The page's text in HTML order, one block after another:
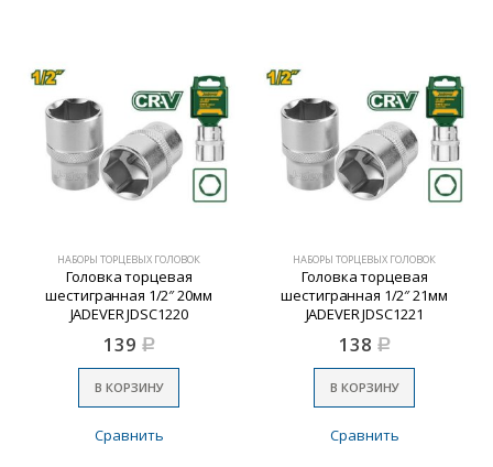
НАБОРЫ ТОРЦЕВЫХ ГОЛОВОК
Головка торцевая
шестигранная 1/2″ 20мм
JADEVER JDSC1220
139 Р
В КОРЗИНУ
Сравнить
НАБОРЫ ТОРЦЕВЫХ ГОЛОВОК
Головка торцевая
шестигранная 1/2″ 21мм
JADEVER JDSC1221
138 Р
В КОРЗИНУ
Сравнить